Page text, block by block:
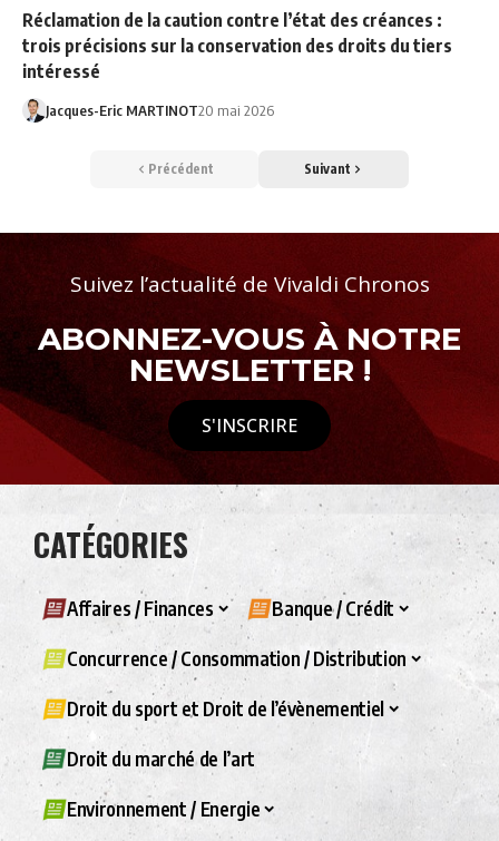
Réclamation de la caution contre l’état des créances :
trois précisions sur la conservation des droits du tiers
intéressé
Jacques-Eric MARTINOT20 mai 2026
Précédent Suivant
Suivez l’actualité de Vivaldi Chronos
ABONNEZ-VOUS À NOTRE
NEWSLETTER !
S'INSCRIRE
CATÉGORIES
Affaires / Finances Banque / Crédit
Concurrence / Consommation / Distribution
Droit du sport et Droit de l’évènementiel
Droit du marché de l’art
Environnement / Energie